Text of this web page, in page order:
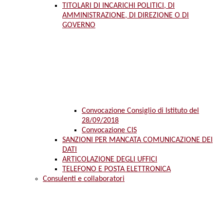
TITOLARI DI INCARICHI POLITICI, DI
AMMINISTRAZIONE, DI DIREZIONE O DI
GOVERNO
Convocazione Consiglio di Istituto del
28/09/2018
Convocazione CIS
SANZIONI PER MANCATA COMUNICAZIONE DEI
DATI
ARTICOLAZIONE DEGLI UFFICI
TELEFONO E POSTA ELETTRONICA
Consulenti e collaboratori